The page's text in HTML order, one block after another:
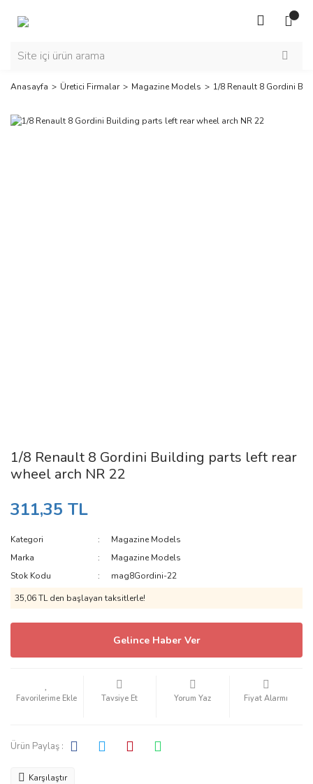
Anasayfa Üretici Firmalar Magazine Models 1/8 Renault 8 Gordini
1/8 Renault 8 Gordini Building parts left rear
wheel arch NR 22
311,35 TL
Kategori
Magazine Models
Marka
Magazine Models
Stok Kodu
mag8Gordini-22
35,06 TL den başlayan taksitlerle!
Gelince Haber Ver
Tavsiye Et Yorum Yaz Fiyat Alarmı
Ürün Paylaş :
Karşılaştır